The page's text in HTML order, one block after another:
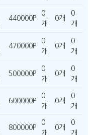
440000P
0
개
0개
0
개
470000P
0
개
0개
0
개
500000P
0
개
0개
0
개
600000P
0
개
0개
0
개
800000P
0
개
0개
0
개